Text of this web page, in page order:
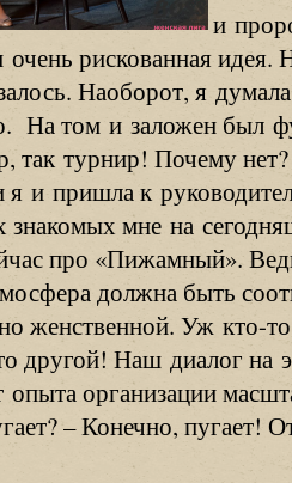
и
очень рискованная
Наоборот, я
На том и заложен был
так турнир! Почему
я и пришла к
знакомых мне на
про «Пижамный».
должна быть
женственной. Ужкто-то
другой! Наш диалог на
организации
– Конечно, пугает!